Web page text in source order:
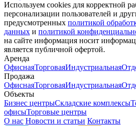
Используем cookies для корректной
персонализации пользователей и
предусмотренных политикой
данных и политикой
на сайте информация носит
является публичной офертой.
Аренда
ОфиснаяТорговаяИндустриальная
Продажа
ОфиснаяТорговаяИндустриальная
Объекты
Бизнес центрыСкладские комплексы
офисыТорговые центры
О нас Новости и статьи Контакты